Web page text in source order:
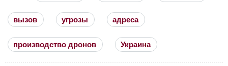
вызов угрозы адреса
производство дронов Украина